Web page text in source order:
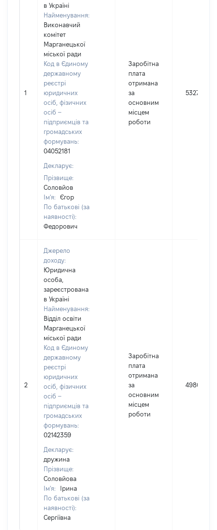
1
в Україні
Найменування:
Виконавчий
комітет
Марганецької
міської ради
Код в Єдиному
державному
реєстрі
юридичних
осіб, фізичних
осіб –
підприємців та
громадських
формувань:
04052181
Декларує:
Прізвище:
Соловйов
Ім'я:
Єгор
По батькові (за
наявності):
Федорович
Заробітна
плата
отримана
за
основним
місцем
роботи
53276
2
Джерело
доходу:
Юридична
особа,
зареєстрована
в Україні
Найменування:
Відділ освіти
Марганецької
міської ради
Код в Єдиному
державному
реєстрі
юридичних
осіб, фізичних
осіб –
підприємців та
громадських
формувань:
02142359
Декларує:
дружина
Прізвище:
Соловйова
Ім'я:
Ірина
По батькові (за
наявності):
Сергіївна
Заробітна
плата
отримана
за
основним
місцем
роботи
49803